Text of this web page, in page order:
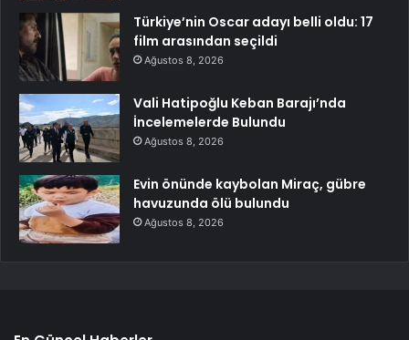
Türkiye’nin Oscar adayı belli oldu: 17
film arasından seçildi
Ağustos 8, 2026
Vali Hatipoğlu Keban Barajı’nda
İncelemelerde Bulundu
Ağustos 8, 2026
Evin önünde kaybolan Miraç, gübre
havuzunda ölü bulundu
Ağustos 8, 2026